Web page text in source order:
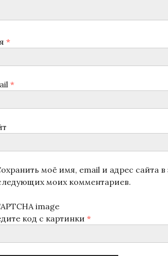
*
*
моё имя, email и адрес сайта в
моих комментариев.
код с картинки *